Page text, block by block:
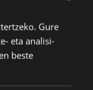
BASQUE
SPANISH
Gure
eta analisi-
beste